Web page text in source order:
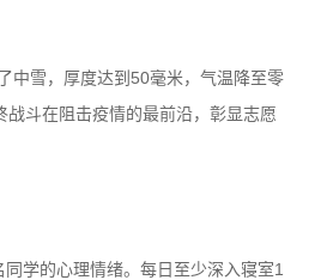
中雪，厚度达到50毫米，气温降至零
斗在阻击疫情的最前沿，彰显志愿
学的心理情绪。每日至少深入寝室1